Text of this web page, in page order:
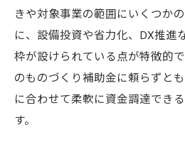
きや対象事業の範囲にいくつか
に、設備投資や省力化、DX推進
枠が設けられている点が特徴的
のものづくり補助金に頼らずと
に合わせて柔軟に資金調達でき
す。